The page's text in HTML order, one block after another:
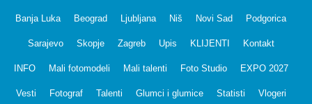
Banja Luka Beograd Ljubljana Niš Novi Sad Podgorica
Sarajevo Skopje Zagreb Upis KLIJENTI Kontakt
INFO Mali fotomodeli Mali talenti Foto Studio EXPO 2027
Vesti Fotograf Talenti Glumci i glumice Statisti Vlogeri